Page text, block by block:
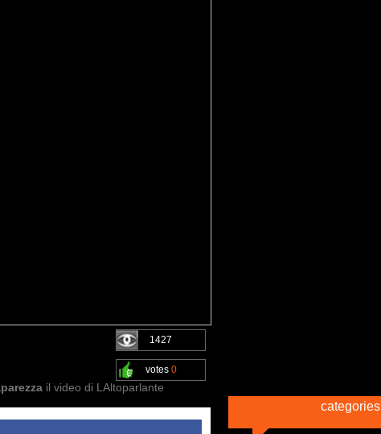
1427
votes 0
il video di LAltoparlante
categories